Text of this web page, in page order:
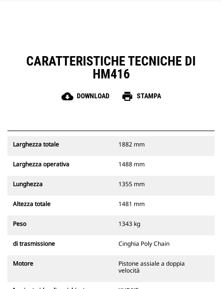
CARATTERISTICHE TECNICHE DI
HM416
cloud_download DOWNLOAD print STAMPA
Larghezza totale 1882 mm
Larghezza operativa 1488 mm
Lunghezza 1355 mm
Altezza totale 1481 mm
Peso 1343 kg
di trasmissione Cinghia Poly Chain
Motore
Pistone assiale a doppia
velocità